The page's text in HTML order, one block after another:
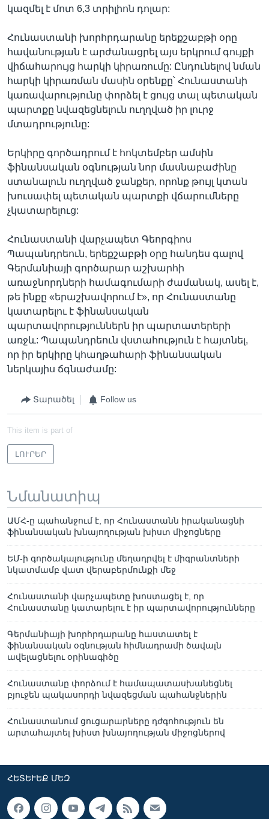
կազմել է մոտ 6,3 տրիլիոն դոլար:
Հունաստանի խորհրդարանը երեքշաբթի օրը
հավանության է արժանացրել այս երկրում գույքի
վիճահարույց հարկի կիրառումը: Ընդունելով նման
հարկի կիրառման մասին օրենքը՝ Հունաստանի
կառավարությունը փորձել է ցույց տալ պետական
պարտքը նվազեցնելուն ուղղված իր լուրջ
մտադրությունը:
Երկիրը գործադրում է հոկտեմբեր ամսին
ֆինանսական օգնության նոր մասնաբաժինը
ստանալուն ուղղված ջանքեր, որոնք թույլ կտան
խուսափել պետական պարտքի վճարումները
չկատարելուց:
Հունաստանի վարչապետ Գեորգիոս
Պապանդրեուն, երեքշաբթի օրը հանդես գալով
Գերմանիայի գործարար աշխարհի
առաջնորդների համագումարի ժամանակ, ասել է,
թե ինքը «երաշխավորում է», որ Հունաստանը
կատարելու է ֆինանսական
պարտավորություններն իր պարտատերերի
առջև: Պապանդրեուն վստահություն է հայտնել,
որ իր երկիրը կհաղթահարի ֆինանսական
ներկայիս ճգնաժամը:
Տարածել Follow us
This item is part of
ԼՈՒՐԵՐ
Նմանատիպ
ԱՄՀ-ը պահանջում է, որ Հունաստանն իրականացնի
ֆինանսական խնայողության խիստ միջոցները
ԵՄ-ի գործակալությունը մեղադրվել է միգրանտների
նկատմամբ վատ վերաբերմունքի մեջ
Հունաստանի վարչապետը խոստացել է, որ
Հունաստանը կատարելու է իր պարտավորությունները
Գերմանիայի խորհրդարանը հաստատել է
ֆինանսական օգնության հիմնադրամի ծավալն
ավելացնելու օրինագիծը
Հունաստանը փորձում է համապատասխանեցնել
բյուջեն պակասորդի նվազեցման պահանջներին
Հունաստանում ցուցարարները դժգոհություն են
արտահայտել խիստ խնայողության միջոցներով
ՀԵՏԵՒԵՔ ՄԵԶ